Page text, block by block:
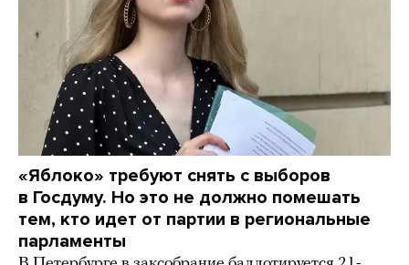
«Яблоко» требуют снять с выборов
в Госдуму. Но это не должно помешать
тем, кто идет от партии в региональные
парламенты